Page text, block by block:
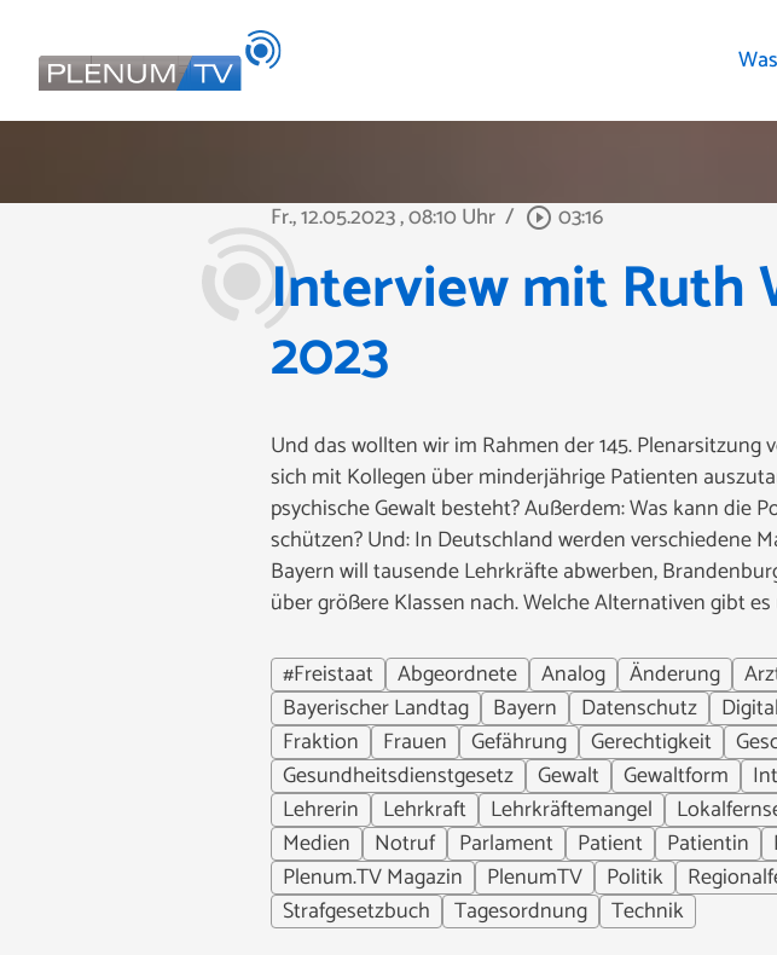
Fr., 12.05.2023, 08:10 Uhr / play_circle_outline 03:16
Interview mit Ruth
2023
Und das wollten wir im Rahmen der 145.
sich mit Kollegen über minderjährige Patienten
psychische Gewalt besteht? Außerdem: Was kann die
schützen? Und: In Deutschland werden verschiedene
Bayern will tausende Lehrkräfte abwerben,
über größere Klassen nach. Welche Alternativen gibt
#Freistaat
Abgeordnete Analog Änderung
Bayerischer Landtag
Bayern Datenschutz
Fraktion
Frauen Gefährung Gerechtigkeit
Gesundheitsdienstgesetz
Gewalt Gewaltform
Lehrerin
Lehrkraft Lehrkräftemangel
Medien
Notruf Parlament Patient Patientin
Plenum.TV Magazin
PlenumTV Politik
Strafgesetzbuch
Tagesordnung Technik